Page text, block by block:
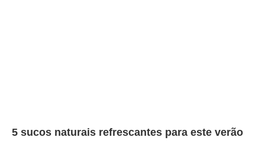
5 sucos naturais refrescantes para este verão